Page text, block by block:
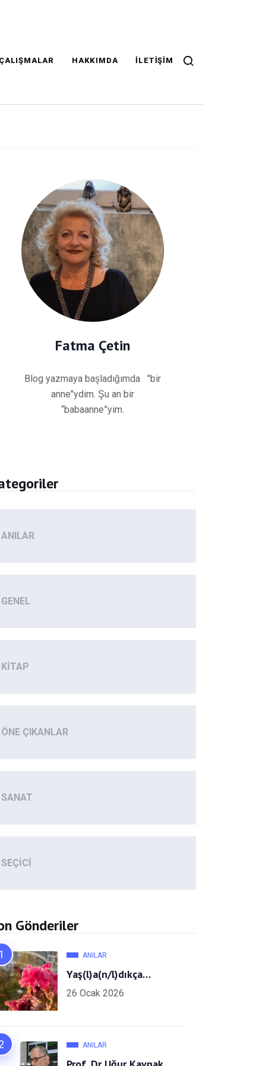
HAKKIMDA İLETIŞIM
Fatma Çetin
Blog yazmaya başladığımda "bir
anne"ydim. Şu an bir
“babaanne”yim.
ANILAR
GENEL
KITAP
ÖNE ÇIKANLAR
SANAT
SEÇICI
Gönderiler
ANILAR
Yaş(l)a(n/l)dıkça…
26 Ocak 2026
ANILAR